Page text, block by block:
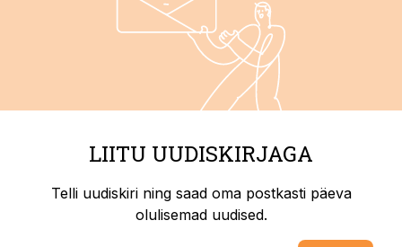
LIITU UUDISKIRJAGA
Telli uudiskiri ning saad oma postkasti päeva
olulisemad uudised.